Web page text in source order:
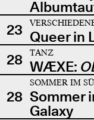
23 Queer in
28
TANZ
WÆXE:
28
SOMMER IM
Sommer
Galaxy